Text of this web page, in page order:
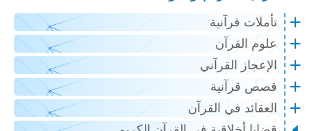
تأملات قرآنية
علوم القرآن
الإعجاز القرآني
قصص قرآنية
العقائد في القرآن